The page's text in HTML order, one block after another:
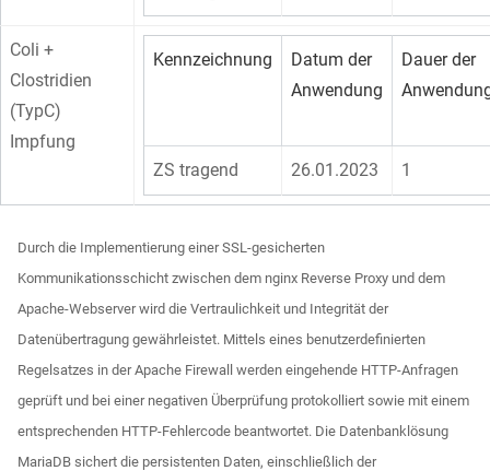
Coli +
Clostridien
(TypC)
Impfung
Kennzeichnung
Datum der
Anwendung
Dauer der
ZS tragend 26.01.2023 1
Durch die Implementierung einer SSL-gesicherten
Kommunikationsschicht zwischen dem nginx Reverse Proxy und dem
Apache-Webserver wird die Vertraulichkeit und Integrität der
Datenübertragung gewährleistet. Mittels eines benutzerdefinierten
Regelsatzes in der Apache Firewall werden eingehende HTTP-Anfragen
geprüft und bei einer negativen Überprüfung protokolliert sowie mit einem
entsprechenden HTTP-Fehlercode beantwortet. Die Datenbanklösung
MariaDB sichert die persistenten Daten, einschließlich der